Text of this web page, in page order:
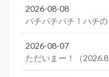
2026-08-08
パチパチパチ！ハチ
2026-08-07
ただいまー！（